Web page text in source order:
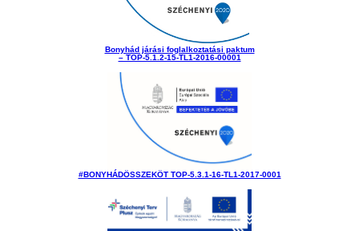
Bonyhád járási foglalkoztatási paktum
– TOP-5.1.2-15-TL1-2016-00001
#BONYHÁDÖSSZEKÖT TOP-5.3.1-16-TL1-2017-0001